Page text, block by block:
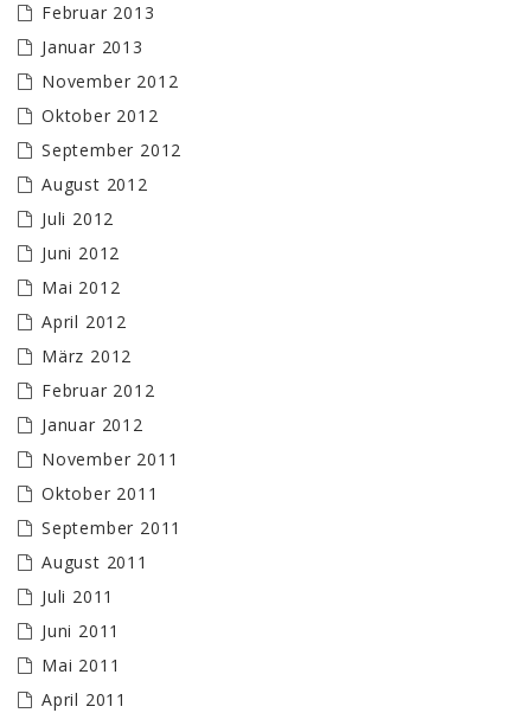
Februar 2013
Januar 2013
November 2012
Oktober 2012
September 2012
August 2012
Juli 2012
Juni 2012
Mai 2012
April 2012
März 2012
Februar 2012
Januar 2012
November 2011
Oktober 2011
September 2011
August 2011
Juli 2011
Juni 2011
Mai 2011
April 2011